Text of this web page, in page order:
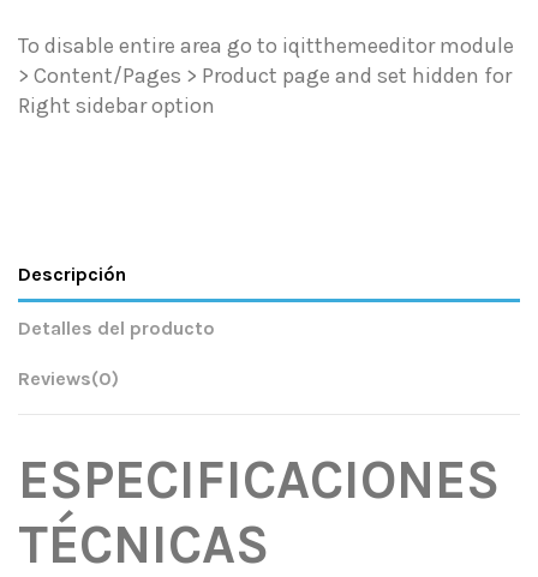
To disable entire area go to iqitthemeeditor module
> Content/Pages > Product page and set hidden for
Right sidebar option
Descripción
Detalles del producto
Reviews(0)
ESPECIFICACIONES
TÉCNICAS